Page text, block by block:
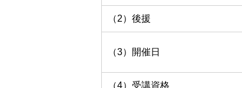
（2）後援
（3）開催日
（4）受講資格